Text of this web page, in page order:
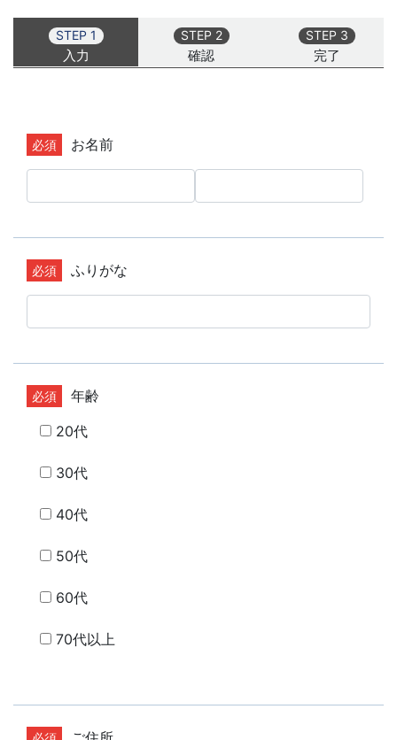
STEP 1
入力
STEP 2
確認
STEP 3
完了
お名前
ふりがな
年齢
20代
30代
40代
50代
60代
70代以上